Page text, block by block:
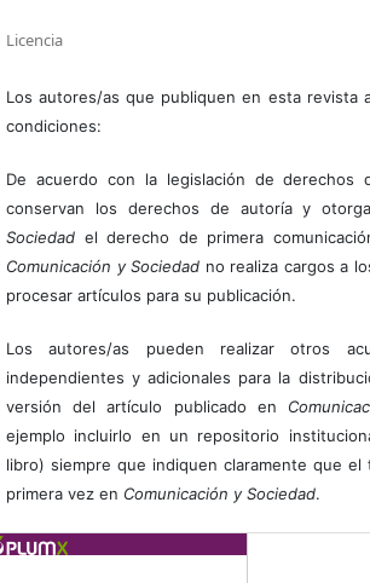
Licencia
Los autores/as que publiquen en esta revista
condiciones:
De acuerdo con la legislación de derechos
conservan los derechos de autoría y
Sociedadel derecho de primera
Comunicación y Sociedad no realiza cargos a
procesar artículos para su publicación.
Los autores/as pueden realizar otros
independientes y adicionales para la
versión del artículo publicado en
ejemplo incluirlo en un repositorio
libro) siempre que indiquen claramente que
primera vez en Comunicación y Sociedad.